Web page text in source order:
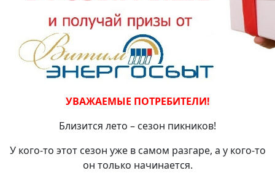
УВАЖАЕМЫЕ ПОТРЕБИТЕЛИ!
Близится лето – сезон пикников!
У кого-то этот сезон уже в самом разгаре, а у кого-то
он только начинается.